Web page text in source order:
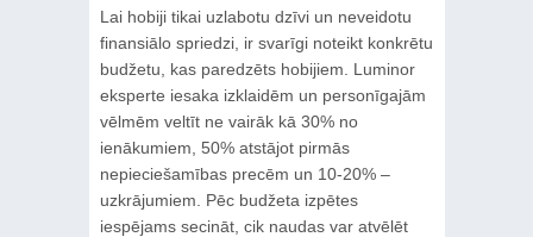
Lai hobiji tikai uzlabotu dzīvi un neveidotu
finansiālo spriedzi, ir svarīgi noteikt konkrētu
budžetu, kas paredzēts hobijiem. Luminor
eksperte iesaka izklaidēm un personīgajām
vēlmēm veltīt ne vairāk kā 30% no
ienākumiem, 50% atstājot pirmās
nepieciešamības precēm un 10-20% –
uzkrājumiem. Pēc budžeta izpētes
iespējams secināt, cik naudas var atvēlēt